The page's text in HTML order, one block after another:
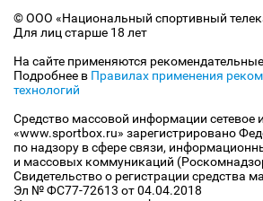
© ООО «Национальный спортивный
Для лиц старше 18 лет
На сайте применяются
Подробнее в Правилах применения
технологий
Средство массовой информации сетевое
«www.sportbox.ru» зарегистрировано
по надзору в сфере связи,
и массовых коммуникаций
Свидетельство о регистрации средства
Эл № ФС77-72613 от 04.04.2018